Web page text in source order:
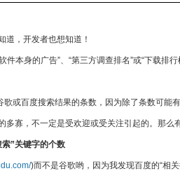
道，开发者也想知道！
件本身的广告”、“第三方调查排名”或“下载
歌或百度搜索结果的条数，因为除了条数可能
多寡，不一定是受欢迎或受关注引起的。那
”关键字的个数
)而不是谷歌哟，因为我发现百度的“相